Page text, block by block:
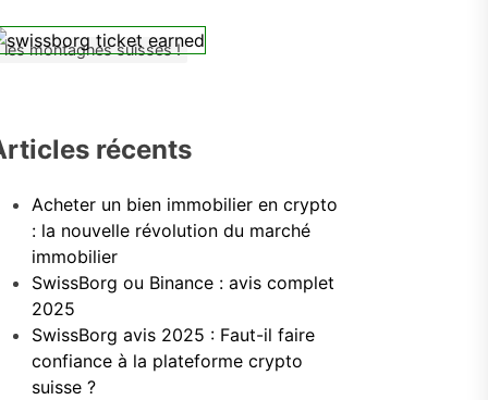
montagnes suisses !
récents
Acheter un bien immobilier en crypto
: la nouvelle révolution du marché
immobilier
SwissBorg ou Binance : avis complet
2025
SwissBorg avis 2025 : Faut-il faire
confiance à la plateforme crypto
suisse ?